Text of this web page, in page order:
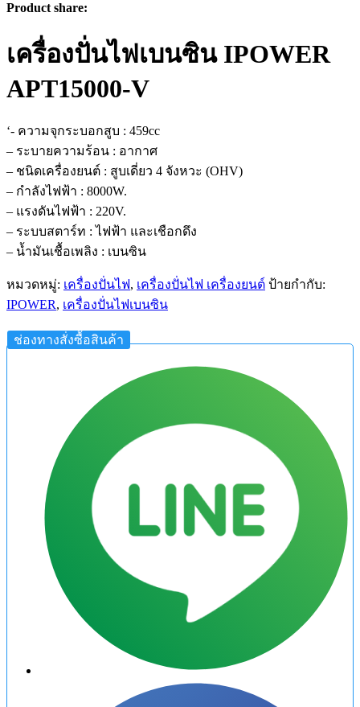
Product share:
เครื่องปั่นไฟเบนซิน IPOWER
APT15000-V
‘- ความจุกระบอกสูบ : 459cc
– ระบายความร้อน : อากาศ
– ชนิดเครื่องยนต์ : สูบเดี่ยว 4 จังหวะ (OHV)
– กำลังไฟฟ้า : 8000W.
– แรงดันไฟฟ้า : 220V.
– ระบบสตาร์ท : ไฟฟ้า และเชือกดึง
– น้ำมันเชื้อเพลิง : เบนซิน
หมวดหมู่: เครื่องปั่นไฟ, เครื่องปั่นไฟ เครื่องยนต์ ป้ายกำกับ:
IPOWER, เครื่องปั่นไฟเบนซิน
ช่องทางสั่งซื้อสินค้า